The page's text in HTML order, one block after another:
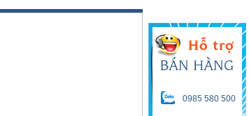
0985 580 500